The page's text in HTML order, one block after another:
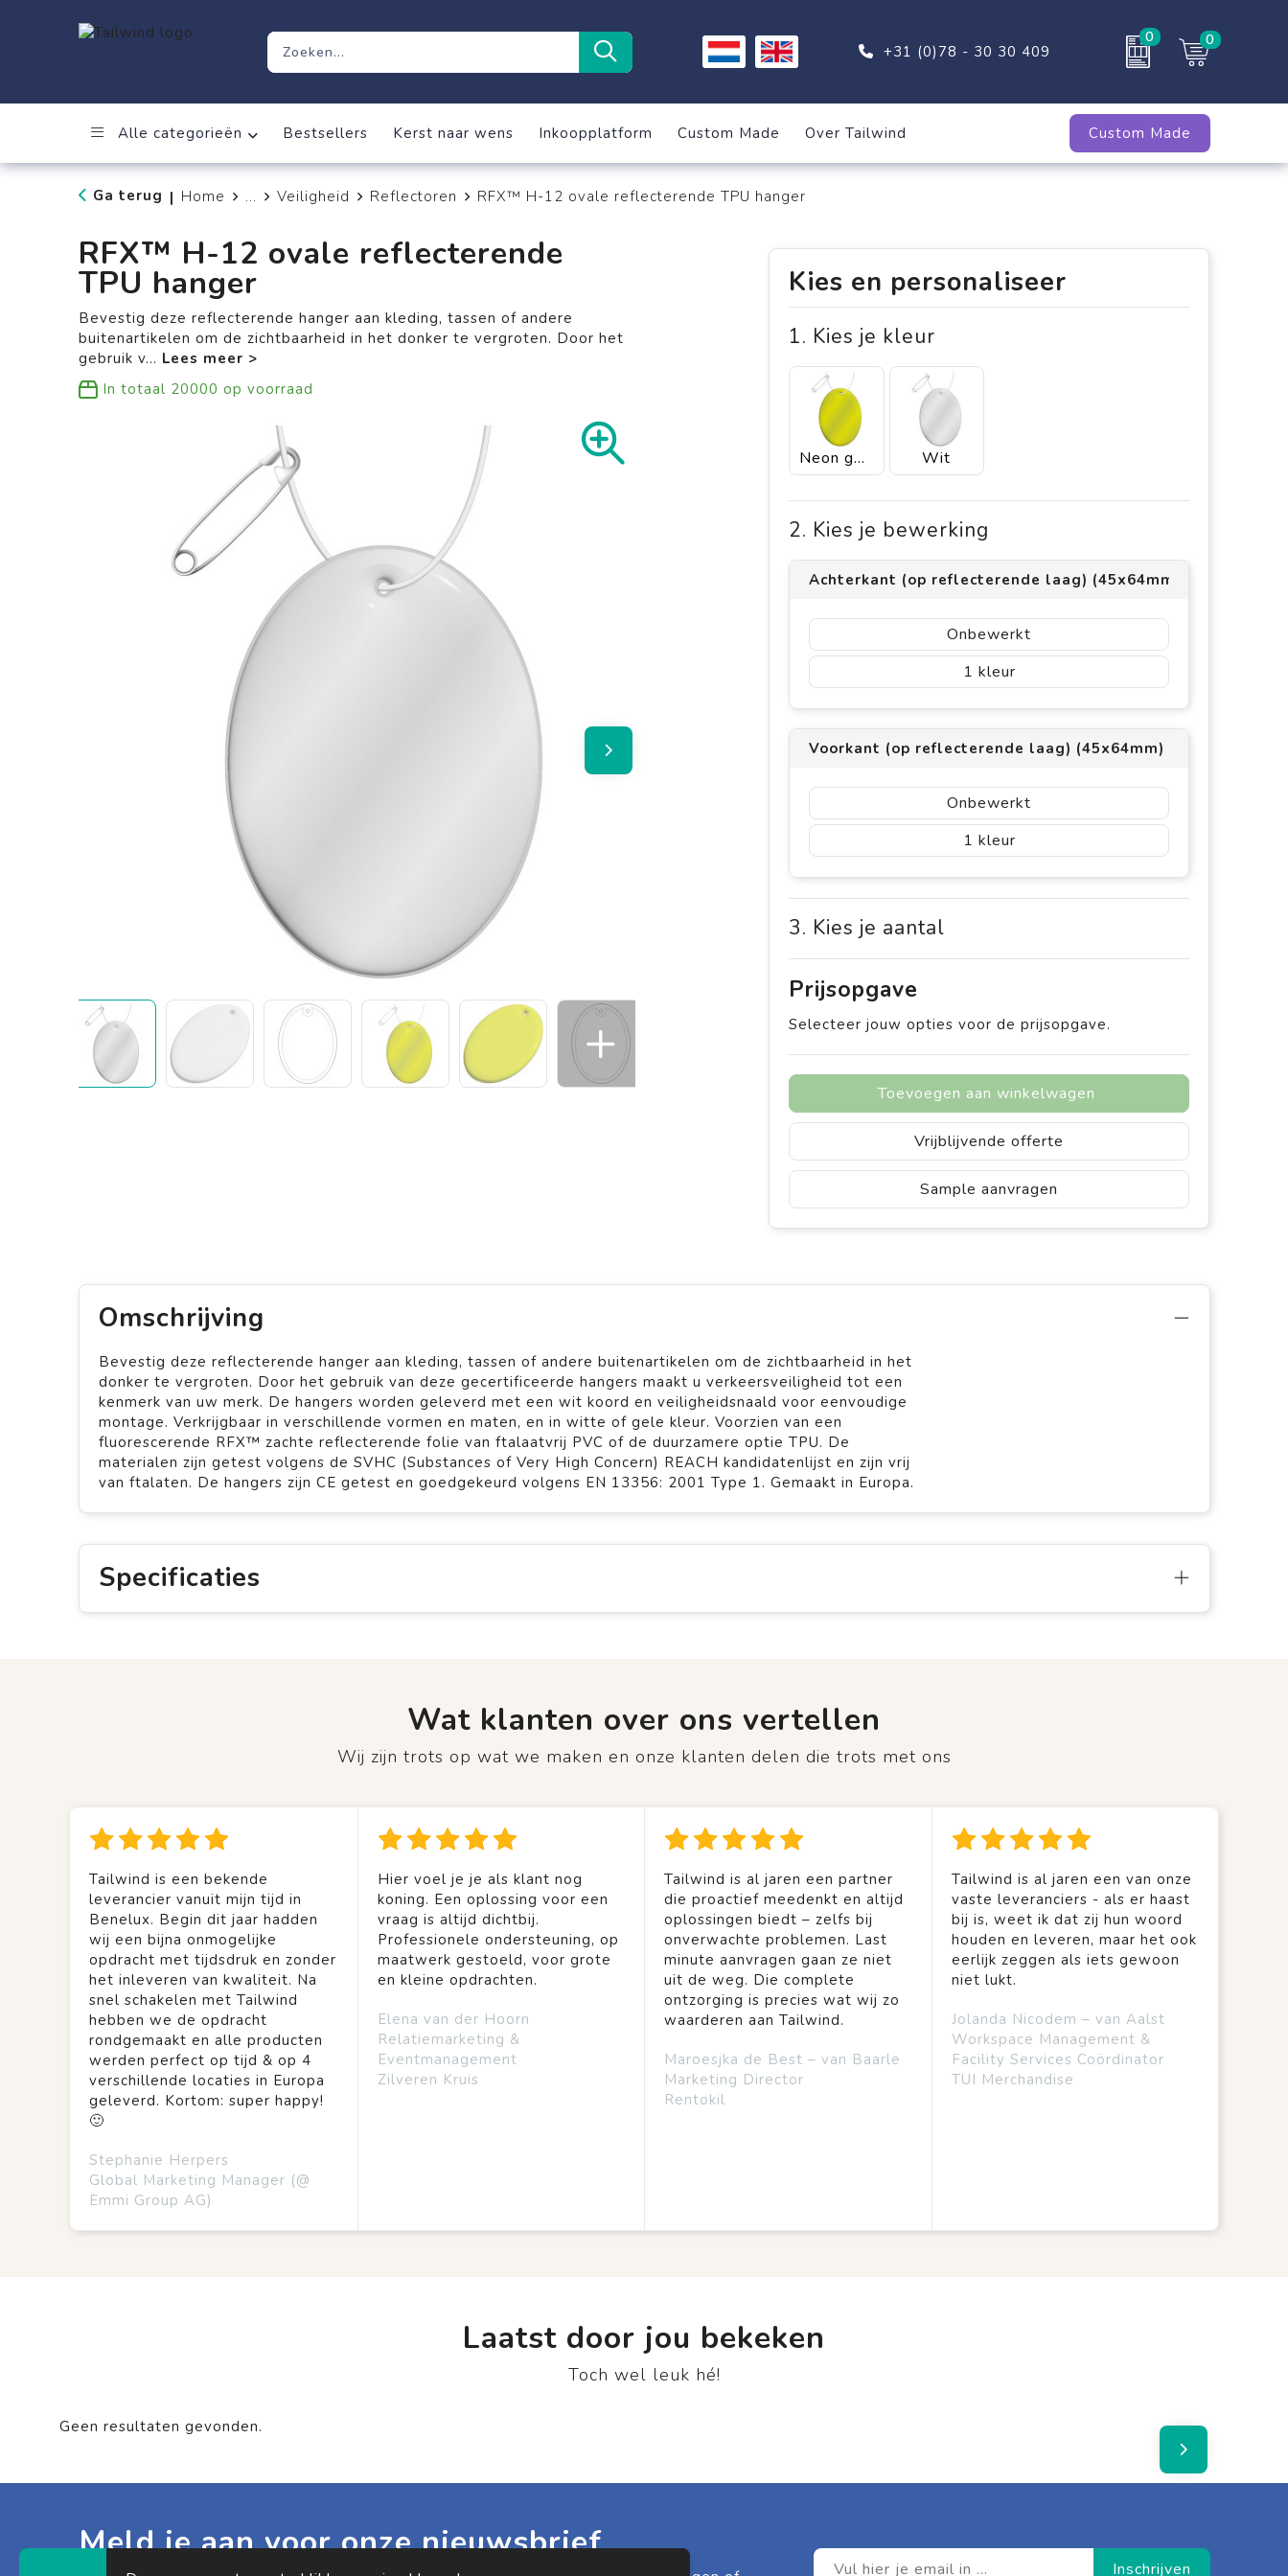
+31 (0)78 - 30 30 409
0 0
Alle categorieën Bestsellers Kerst naar wens Inkoopplatform Custom Made Over Tailwind Custom Made
Ga terug | Home ... Veiligheid Reflectoren RFX™ H-12 ovale reflecterende TPU hanger
RFX™ H-12 ovale reflecterende
TPU hanger
Bevestig deze reflecterende hanger aan kleding, tassen of andere
buitenartikelen om de zichtbaarheid in het donker te vergroten. Door het
gebruik v...
In totaal 20000 op voorraad
Kies en personaliseer
1. Kies je kleur
Neon geel Wit
2. Kies je bewerking
Achterkant (op reflecterende laag) (45x64mm)
Onbewerkt
1
Voorkant (op reflecterende laag) (45x64mm)
Onbewerkt
1
3. Kies je aantal
Prijsopgave
Selecteer jouw opties voor de prijsopgave.
Toevoegen aan winkelwagen
Vrijblijvende offerte
Sample aanvragen
Omschrijving
Bevestig deze reflecterende hanger aan kleding, tassen of andere buitenartikelen om de zichtbaarheid in het
donker te vergroten. Door het gebruik van deze gecertificeerde hangers maakt u verkeersveiligheid tot een
kenmerk van uw merk. De hangers worden geleverd met een wit koord en veiligheidsnaald voor eenvoudige
montage. Verkrijgbaar in verschillende vormen en maten, en in witte of gele kleur. Voorzien van een
fluorescerende RFX™ zachte reflecterende folie van ftalaatvrij PVC of de duurzamere optie TPU. De
materialen zijn getest volgens de SVHC (Substances of Very High Concern) REACH kandidatenlijst en zijn vrij
van ftalaten. De hangers zijn CE getest en goedgekeurd volgens EN 13356: 2001 Type 1. Gemaakt in Europa.
Specificaties
Wat klanten over ons vertellen
Wij zijn trots op wat we maken en onze klanten delen die trots met ons
Tailwind is een bekende
leverancier vanuit mijn tijd in
Benelux. Begin dit jaar hadden
wij een bijna onmogelijke
opdracht met tijdsdruk en zonder
het inleveren van kwaliteit. Na
snel schakelen met Tailwind
hebben we de opdracht
rondgemaakt en alle producten
werden perfect op tijd & op 4
verschillende locaties in Europa
geleverd. Kortom: super happy!
🙂
Stephanie Herpers
Global Marketing Manager (@
Emmi Group AG)
Hier voel je je als klant nog
koning. Een oplossing voor een
vraag is altijd dichtbij.
Professionele ondersteuning, op
maatwerk gestoeld, voor grote
en kleine opdrachten.
Elena van der Hoorn
Relatiemarketing &
Eventmanagement
Zilveren Kruis
Tailwind is al jaren een partner
die proactief meedenkt en altijd
oplossingen biedt – zelfs bij
onverwachte problemen. Last
minute aanvragen gaan ze niet
uit de weg. Die complete
ontzorging is precies wat wij zo
waarderen aan Tailwind.
Maroesjka de Best – van Baarle
Marketing Director
Rentokil
Tailwind is al jaren een van onze
vaste leveranciers - als er haast
bij is, weet ik dat zij hun woord
houden en leveren, maar het ook
eerlijk zeggen als iets gewoon
niet lukt.
Jolanda Nicodem – van Aalst
Workspace Management &
Facility Services Coördinator
TUI Merchandise
Laatst door jou bekeken
Toch wel leuk hé!
Geen resultaten gevonden.
Meld je aan voor onze nieuwsbrief